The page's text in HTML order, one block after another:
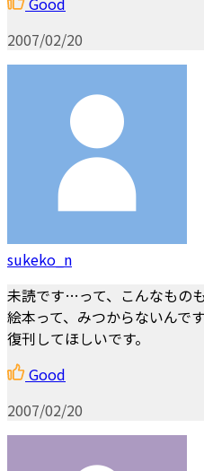
2007/02/20
sukeko_n
未読です…って、こんなもの
絵本って、みつからないんです
復刊してほしいです。
Good
2007/02/20